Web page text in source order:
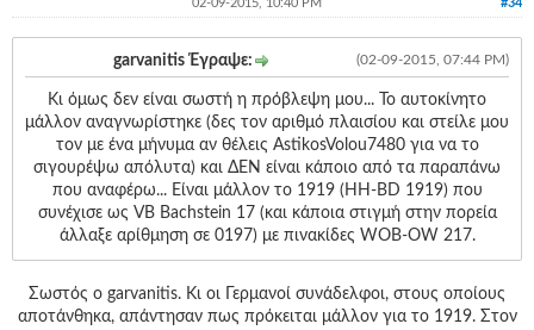
-
Σύνδεση
#34
02-09-2015, 10:40 PM
(02-09-2015, 07:44 PM)
garvanitis Έγραψε:
Κι όμως δεν είναι σωστή η πρόβλεψη μου... Το αυτοκίνητο
μάλλον αναγνωρίστηκε (δες τον αριθμό πλαισίου και στείλε μου
τον με ένα μήνυμα αν θέλεις AstikosVolou7480 για να το
σιγουρέψω απόλυτα) και ΔΕΝ είναι κάποιο από τα παραπάνω
που αναφέρω... Είναι μάλλον το 1919 (HH-BD 1919) που
συνέχισε ως VB Bachstein 17 (και κάποια στιγμή στην πορεία
άλλαξε αρίθμηση σε 0197) με πινακίδες WOB-OW 217.
Σωστός ο garvanitis. Κι οι Γερμανοί συνάδελφοι, στους οποίους
αποτάνθηκα, απάντησαν πως πρόκειται μάλλον για το 1919. Στον